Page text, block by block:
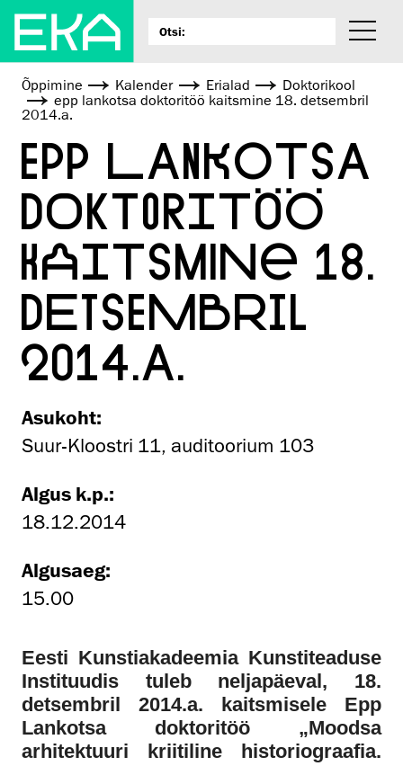
Õppimine Kalender Erialad
Doktorikool
epp lankotsa doktoritöö kaitsmine 18. detsembril
2014.a.
EPP LANKOTSA
DOKTORITÖÖ
KAITSMINE 18.
DETSEMBRIL
2014.A.
Asukoht:
Suur-Kloostri 11, auditoorium 103
Algus k.p.:
18.12.2014
Algusaeg:
15.00
Eesti Kunstiakadeemia Kunstiteaduse
Instituudis tuleb neljapäeval, 18.
detsembril 2014.a. kaitsmisele Epp
Lankotsa doktoritöö „Moodsa
arhitektuuri kriitiline historiograafia.